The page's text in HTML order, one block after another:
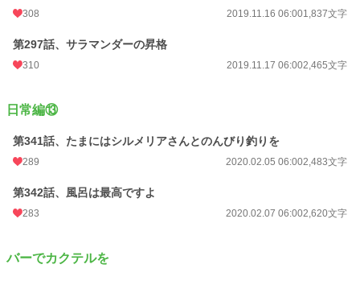
308 2019.11.16 06:001,837文字
第297話、サラマンダーの昇格
310 2019.11.17 06:002,465文字
日常編⑬
第341話、たまにはシルメリアさんとのんびり釣りを
289 2020.02.05 06:002,483文字
第342話、風呂は最高ですよ
283 2020.02.07 06:002,620文字
バーでカクテルを